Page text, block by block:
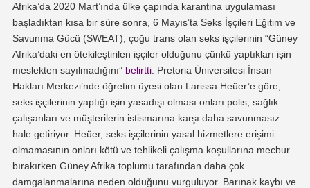
Afrika’da 2020 Mart’ında ülke çapında karantina uygulaması
başladıktan kısa bir süre sonra, 6 Mayıs’ta Seks İşçileri Eğitim ve
Savunma Gücü (SWEAT), çoğu trans olan seks işçilerinin “Güney
Afrika’daki en ötekileştirilen işçiler olduğunu çünkü yaptıkları işin
meslekten sayılmadığını” belirtti. Pretoria Üniversitesi İnsan
Hakları Merkezi’nde öğretim üyesi olan Larissa Heüer’e göre,
seks işçilerinin yaptığı işin yasadışı olması onları polis, sağlık
çalışanları ve müşterilerin istismarına karşı daha savunmasız
hale getiriyor. Heüer, seks işçilerinin yasal hizmetlere erişimi
olmamasının onları kötü ve tehlikeli çalışma koşullarına mecbur
bırakırken Güney Afrika toplumu tarafından daha çok
damgalanmalarına neden olduğunu vurguluyor. Barınak kaybı ve